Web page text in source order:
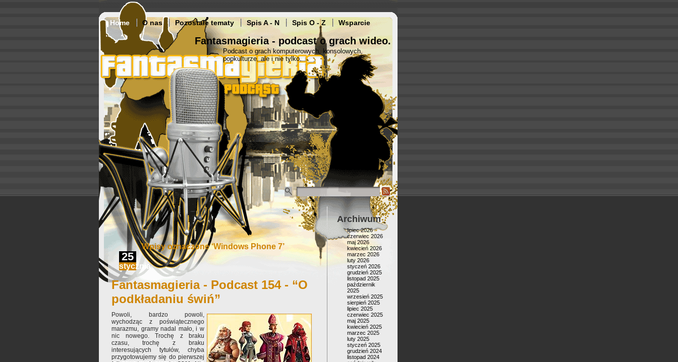
Home O nas Pozostałe tematy Spis A - N Spis O - Z Wsparcie
Fantasmagieria - podcast o grach wideo.
Podcast o grach komputerowych, konsolowych,
popkulturze, ale i nie tylko.
Wpisy oznaczone ‘Windows Phone 7’
25
stycznia
Fantasmagieria - Podcast 154 - “O
podkładaniu świń”
Powoli, bardzo powoli,
wychodząc z poświątecznego
marazmu, gramy nadal mało, i w
nic nowego. Trochę z braku
czasu, trochę z braku
interesujących tytułów, chyba
przygotowujemy się do pierwszej
Archiwum
lipiec 2026
czerwiec 2026
maj 2026
kwiecień 2026
marzec 2026
luty 2026
styczeń 2026
grudzień 2025
listopad 2025
październik
2025
wrzesień 2025
sierpień 2025
lipiec 2025
czerwiec 2025
maj 2025
kwiecień 2025
marzec 2025
luty 2025
styczeń 2025
grudzień 2024
listopad 2024